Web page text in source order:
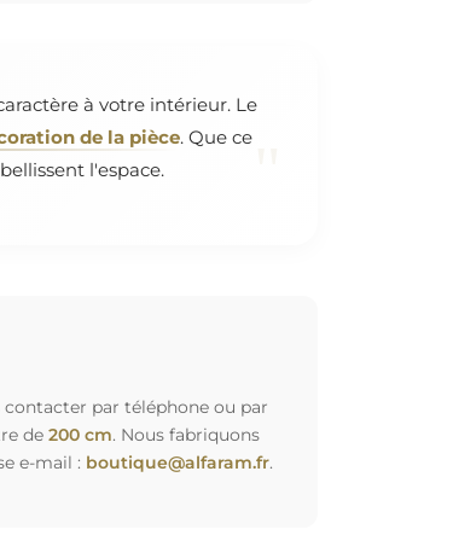
à votre intérieur. Le
de la pièce. Que ce
l'espace.
par téléphone ou par
de 200 cm. Nous fabriquons
e-mail : boutique@alfaram.fr.